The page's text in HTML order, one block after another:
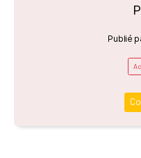
Publié